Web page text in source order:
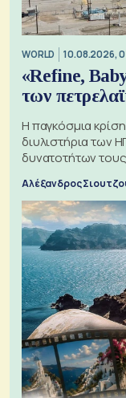
WORLD 10.08.2026,
«Refine,
των
Η παγκόσμια
διυλιστήρια των
δυνατοτήτων τους
Αλέξανδρος